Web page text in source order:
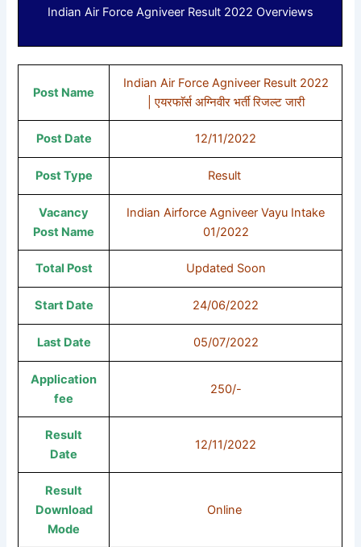
Indian Air Force Agniveer Result 2022 Overviews
Post Name
Indian Air Force Agniveer Result 2022
| एयरफाॅर्स अग्निवीर भर्ती रिजल्ट जारी
Post Date 12/11/2022
Post Type Result
Vacancy
Post Name
Indian Airforce Agniveer Vayu Intake
01/2022
Total Post Updated Soon
Start Date 24/06/2022
Last Date 05/07/2022
Application
fee
250/-
Result
Date
12/11/2022
Result
Download
Mode
Online